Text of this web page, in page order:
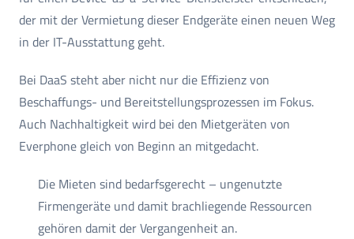
der mit der Vermietung dieser Endgeräte einen neuen Weg
in der IT-Ausstattung geht.
Bei DaaS steht aber nicht nur die Effizienz von
Beschaffungs- und Bereitstellungsprozessen im Fokus.
Auch Nachhaltigkeit wird bei den Mietgeräten von
Everphone gleich von Beginn an mitgedacht.
Die Mieten sind bedarfsgerecht – ungenutzte
Firmengeräte und damit brachliegende Ressourcen
gehören damit der Vergangenheit an.